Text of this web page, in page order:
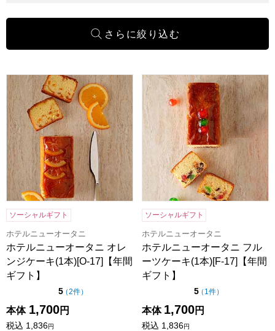
ホテルニューオータニ オレンジケーキ(1本)[O-17]【年間ギフ
ソーシャルギフト
ホテルニューオータニ
ホテルニューオータニ オレ
ンジケーキ(1本)[O-17]【年間
ギフト】
5点（5点満点中）
（2件の評価
）
本体 1,700円
税込 1,836円
ホテルニューオータニ フル
ソーシャルギフト
ホテルニューオータニ
ホテルニューオータニ フル
ーツケーキ(1本)[F-17]【年間
ギフト】
5点（5点満点中）
（ 1件の評価
）
本体 1,700円
税込 1,836円